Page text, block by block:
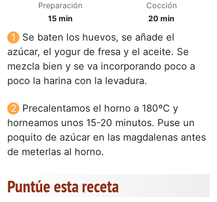
Preparación
15 min
Cocción
20 min
Se baten los huevos, se añade el
azúcar, el yogur de fresa y el aceite. Se
mezcla bien y se va incorporando poco a
poco la harina con la levadura.
Precalentamos el horno a 180ºC y
horneamos unos 15-20 minutos. Puse un
poquito de azúcar en las magdalenas antes
de meterlas al horno.
Puntúe esta receta